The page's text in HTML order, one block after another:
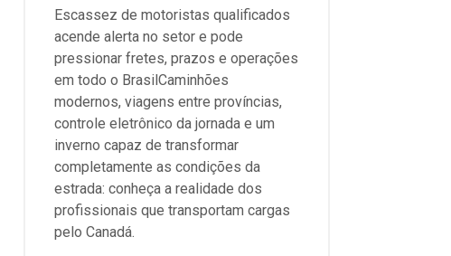
Escassez de motoristas qualificados
acende alerta no setor e pode
pressionar fretes, prazos e operações
em todo o BrasilCaminhões
modernos, viagens entre províncias,
controle eletrônico da jornada e um
inverno capaz de transformar
completamente as condições da
estrada: conheça a realidade dos
profissionais que transportam cargas
pelo Canadá.